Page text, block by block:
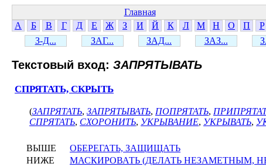
Главная
А
Б В Г Д Е Ж З И Й К Л М Н О П Р
З-Д...
ЗАГ... ЗАД... ЗАЗ...
Текстовый вход: ЗАПРЯТЫВАТЬ
СПРЯТАТЬ, СКРЫТЬ
(ЗАПРЯТАТЬ, ЗАПРЯТЫВАТЬ, ПОПРЯТАТЬ,
СПРЯТАТЬ, СХОРОНИТЬ, УКРЫВАНИЕ, УКРЫВАТЬ,
ВЫШЕ
ОБЕРЕГАТЬ, ЗАЩИЩАТЬ
НИЖЕ
МАСКИРОВАТЬ (ДЕЛАТЬ НЕЗАМЕТНЫМ,